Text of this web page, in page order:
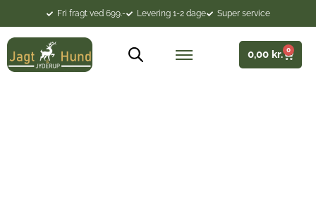
Fri fragt ved 699.- Levering 1-2 dage Super service
0,00 kr. 0